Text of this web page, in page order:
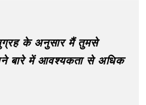
के अनुसार मैं तुमसे
बारे में आवश्यकता से अधिक